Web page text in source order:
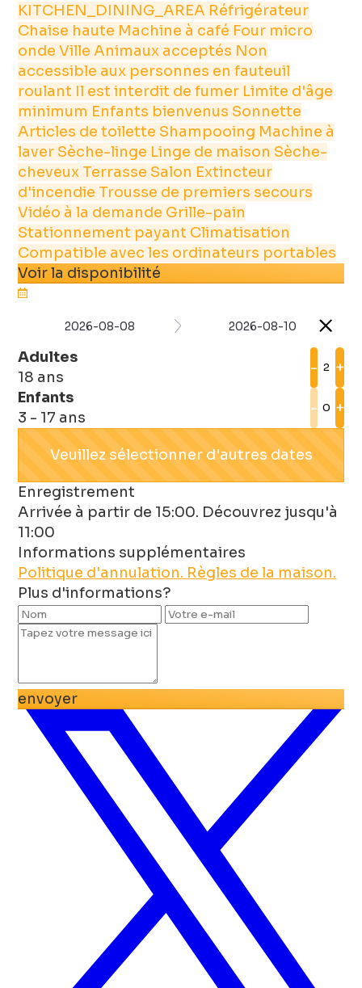
KITCHEN_DINING_AREA Réfrigérateur
Chaise haute Machine à café Four micro
ondeVilleAnimaux acceptés Non
accessible aux personnes en fauteuil
roulant Il est interdit de fumer Limite d'âge
minimum Enfants bienvenus Sonnette
Articles de toilette Shampooing Machine à
laver Sèche-linge Linge de maison Sèche-
cheveux Terrasse Salon Extincteur
d'incendie Trousse de premiers secours
Vidéo à la demande Grille-pain
Stationnement payant Climatisation
Compatible avec les ordinateurs portables
Voir la disponibilité
2026-08-08 2026-08-10
Adultes
18 ans
-
+
Enfants
3 - 17 ans
- +
Veuillez sélectionner d'autres dates
Enregistrement
Arrivée à partir de 15:00. Découvrez jusqu'à
11:00
Informations supplémentaires
Politique d'annulation. Règles de la maison.
Plus d'informations?
envoyer